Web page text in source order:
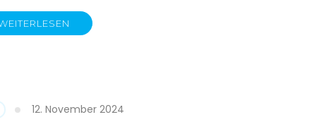
12. November 2024